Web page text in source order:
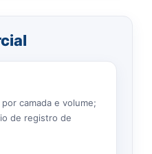
camada e volume;
de registro de